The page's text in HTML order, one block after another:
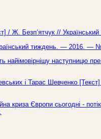
/ Ж. Безп‘ятчук //
тиждень. — 2016.
найімовірнішу наступницю
і Тарас Шевченко
криза Європи сьогодні -